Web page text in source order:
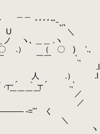
ﾞ'''ｰ,,、
＼
＿ .ヽ
〇 ) '.,
￣ ￣￣ '., シ
.l
人 .） .l
やる夫提督は
￣￣ ／
ド・ベル
く
量産を強行